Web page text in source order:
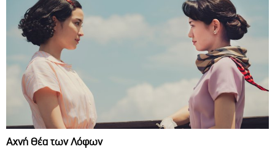
Αχνή Θέα των Λόφων